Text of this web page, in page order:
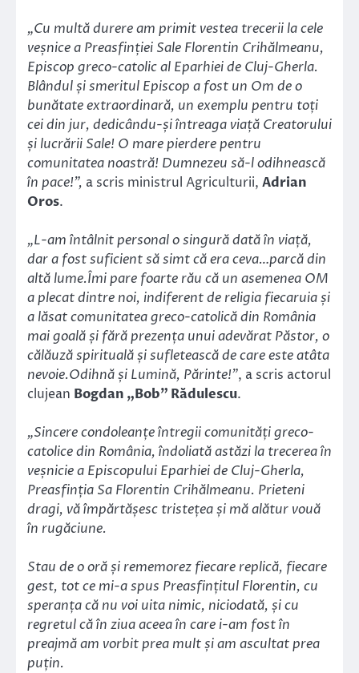
„Cu multă durere am primit vestea trecerii la cele
veșnice a Preasfinției Sale Florentin Crihălmeanu,
Episcop greco-catolic al Eparhiei de Cluj-Gherla.
Blândul și smeritul Episcop a fost un Om de o
bunătate extraordinară, un exemplu pentru toți
cei din jur, dedicându-și întreaga viață Creatorului
și lucrării Sale! O mare pierdere pentru
comunitatea noastră! Dumnezeu să-l odihnească
în pace!”, a scris ministrul Agriculturii, Adrian
Oros.
„L-am întâlnit personal o singură dată în viață,
dar a fost suficient să simt că era ceva…parcă din
altă lume.Îmi pare foarte rău că un asemenea OM
a plecat dintre noi, indiferent de religia fiecaruia și
a lăsat comunitatea greco-catolică din România
mai goală și fără prezența unui adevărat Păstor, o
călăuză spirituală și sufletească de care este atâta
nevoie.Odihnă și Lumină, Părinte!”, a scris actorul
clujean Bogdan „Bob” Rădulescu.
„Sincere condoleanțe întregii comunități greco-
catolice din România, îndoliată astăzi la trecerea în
veșnicie a Episcopului Eparhiei de Cluj-Gherla,
Preasfinția Sa Florentin Crihălmeanu. Prieteni
dragi, vă împărtășesc tristețea și mă alătur vouă
în rugăciune.
Stau de o oră și rememorez fiecare replică, fiecare
gest, tot ce mi-a spus Preasfințitul Florentin, cu
speranța că nu voi uita nimic, niciodată, și cu
regretul că în ziua aceea în care i-am fost în
preajmă am vorbit prea mult și am ascultat prea
puțin.